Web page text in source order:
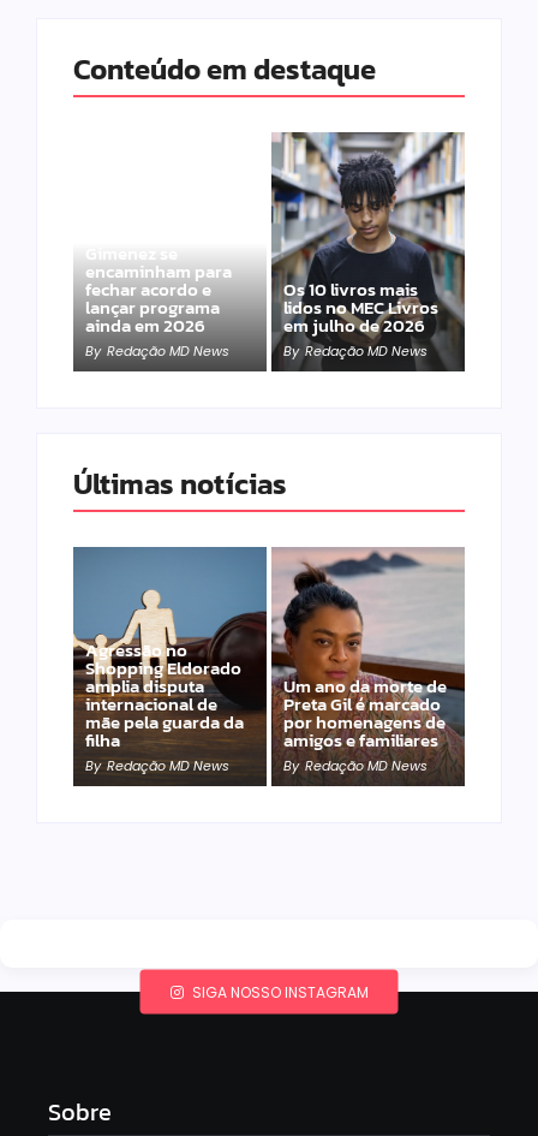
Conteúdo em destaque
Gimenez se
encaminham para
fechar acordo e
lançar programa
ainda em 2026
By Redação MD News
Os 10 livros mais
lidos no MEC Livros
em julho de 2026
By Redação MD News
Últimas notícias
Agressão no
Shopping Eldorado
amplia disputa
internacional de
mãe pela guarda da
filha
By Redação MD News
Um ano da morte de
Preta Gil é marcado
por homenagens de
amigos e familiares
By Redação MD News
SIGA NOSSO INSTAGRAM
Sobre